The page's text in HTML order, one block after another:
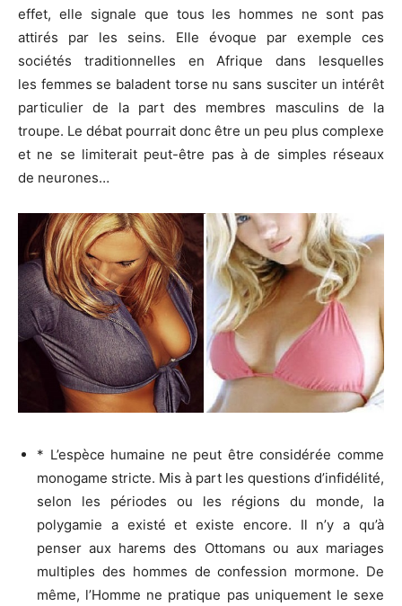
effet, elle signale que tous les hommes ne sont pas
attirés par les seins. Elle évoque par exemple ces
sociétés traditionnelles en Afrique dans lesquelles
les femmes se baladent torse nu sans susciter un intérêt
particulier de la part des membres masculins de la
troupe. Le débat pourrait donc être un peu plus complexe
et ne se limiterait peut-être pas à de simples réseaux
de neurones…
* L’espèce humaine ne peut être considérée comme
monogame stricte. Mis à part les questions d’infidélité,
selon les périodes ou les régions du monde, la
polygamie a existé et existe encore. Il n’y a qu’à
penser aux harems des Ottomans ou aux mariages
multiples des hommes de confession mormone. De
même, l’Homme ne pratique pas uniquement le sexe